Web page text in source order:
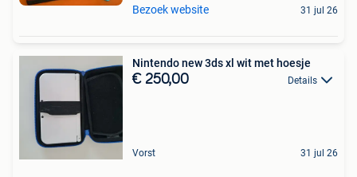
Bezoek website 31 jul 26
Nintendo new 3ds xl wit met hoesje
€ 250,00 Details
Vorst 31 jul 26